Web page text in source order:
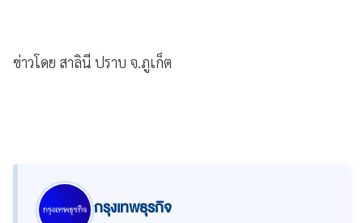
ข่าวโดย สาลินี ปราบ จ.ภูเก็ต
กรุงเทพธุรกิจ